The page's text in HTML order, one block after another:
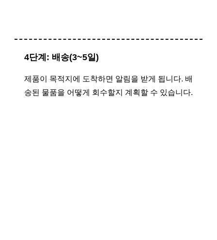
4단계: 배송(3~5일)
제품이 목적지에 도착하면 알림을 받게 됩니다. 배
송된 물품을 어떻게 회수할지 계획할 수 있습니다.